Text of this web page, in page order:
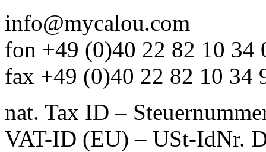
info@mycalou.com
fon +49 (0)40 22 82 10 34
fax +49 (0)40 22 82 10 34
nat. Tax ID –
VAT-ID (EU) – USt-IdNr.